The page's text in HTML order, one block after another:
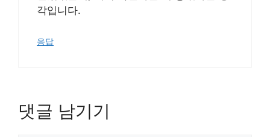
각입니다.
응답
댓글 남기기